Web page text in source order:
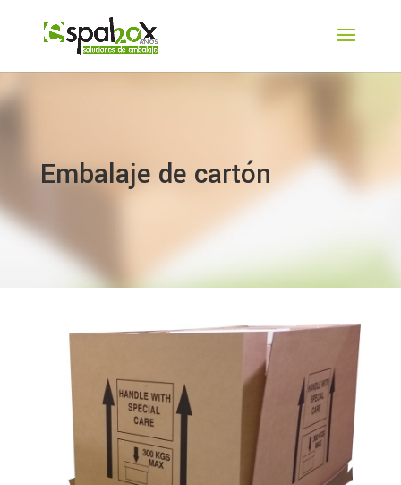
Embalaje de cartón